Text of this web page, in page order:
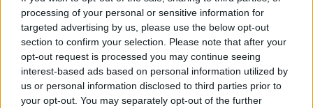
processing of your personal or sensitive information for
targeted advertising by us, please use the below opt-out
section to confirm your selection. Please note that after your
opt-out request is processed you may continue seeing
interest-based ads based on personal information utilized by
us or personal information disclosed to third parties prior to
your opt-out. You may separately opt-out of the further
FINANZAS